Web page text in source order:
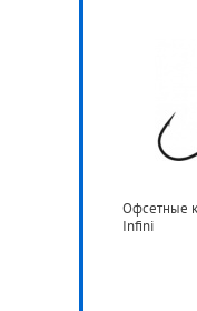
Офсетные
Infini